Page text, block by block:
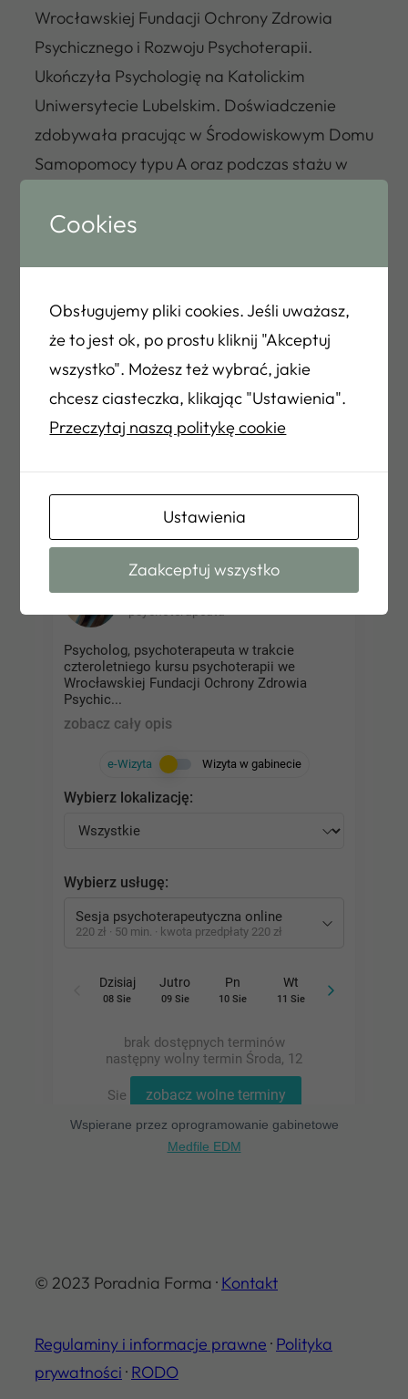
Wrocławskiej Fundacji Ochrony Zdrowia
Psychicznego i Rozwoju Psychoterapii.
Ukończyła Psychologię na Katolickim
Uniwersytecie Lubelskim. Doświadczenie
zdobywała pracując w Środowiskowym Domu
Samopomocy typu A oraz podczas stażu w
Odżywiania w Instytucie Psychiatrii i
Prowadzi konsultacje oraz psychoterapię
indywidualną osób dorosłych. Pracuje w
podejściu integracyjnym z wiodącą
modalnością psychodynamiczną. Swoją
pracę poddaje superwizji.
Wspierane przez oprogramowanie gabinetowe
Medfile EDM
© 2023 Poradnia Forma · Kontakt
Regulaminy i informacje prawne · Polityka
prywatności · RODO
Cookies
Obsługujemy pliki cookies. Jeśli uważasz,
że to jest ok, po prostu kliknij "Akceptuj
wszystko". Możesz też wybrać, jakie
chcesz ciasteczka, klikając "Ustawienia".
Przeczytaj naszą politykę cookie
Ustawienia
Zaakceptuj wszystko